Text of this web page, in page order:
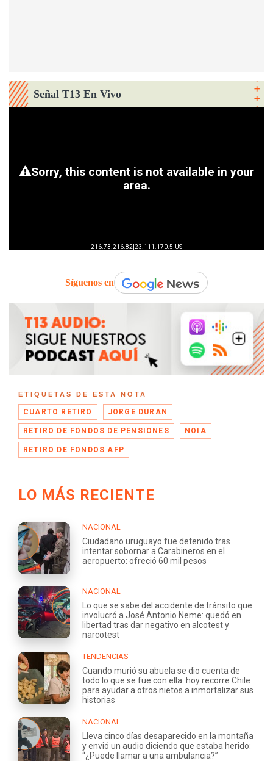
Señal T13 En Vivo
Síguenos en
ETIQUETAS DE ESTA NOTA
CUARTO RETIRO JORGE DURAN
RETIRO DE FONDOS DE PENSIONES NOIA
RETIRO DE FONDOS AFP
LO MÁS RECIENTE
NACIONAL
Ciudadano uruguayo fue detenido tras
intentar sobornar a Carabineros en el
aeropuerto: ofreció 60 mil pesos
NACIONAL
Lo que se sabe del accidente de tránsito que
involucró a José Antonio Neme: quedó en
libertad tras dar negativo en alcotest y
narcotest
TENDENCIAS
Cuando murió su abuela se dio cuenta de
todo lo que se fue con ella: hoy recorre Chile
para ayudar a otros nietos a inmortalizar sus
historias
NACIONAL
Lleva cinco días desaparecido en la montaña
y envió un audio diciendo que estaba herido:
“¿Puede llamar a una ambulancia?”